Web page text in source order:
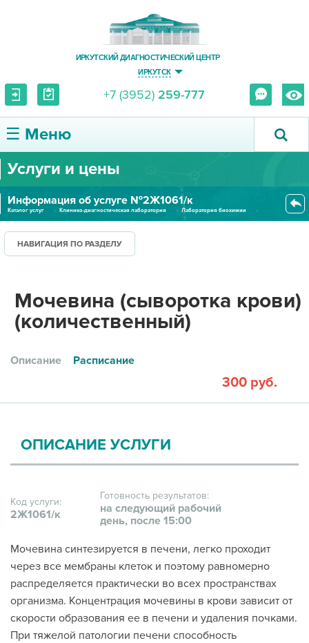
ИРКУТСКИЙ ДИАГНОСТИЧЕСКИЙ ЦЕНТР
ИРКУТСК
+7 (3952) 259-777
☰ Меню
О ЦЕНТРЕ
УСЛУГИ И ЦЕНЫ
ПАЦИЕНТУ
ПРАВОВАЯ ИНФОРМАЦИЯ
Услуги и цены
Информация об услуге №2Ж1061/к
Каталог услуг Клинико-диагностическая лаборатория
Лаборатория биохимии
НАВИГАЦИЯ ПО РАЗДЕЛУ
Мочевина (сыворотка крови)
(количественный)
Описание Расписание
300 руб.
ОПИСАНИЕ УСЛУГИ
Код услуги:
2Ж1061/к
Готовность результатов:
на следующий рабочий
день, после 15:00
Мочевина синтезируется в печени, легко проходит
через все мембраны клеток и поэтому равномерно
распределяется практически во всех пространствах
организма. Концентрация мочевины в крови зависит от
скорости образования ее в печени и удаления почками.
При тяжелой патологии печени способность